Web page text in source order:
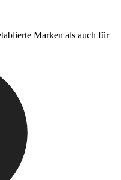
Marken als auch für